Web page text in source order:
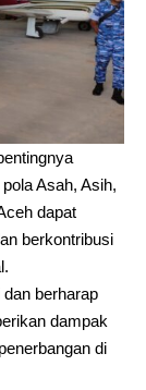
Asah, Asih,
dapat
berkontribusi
berharap
dampak
di